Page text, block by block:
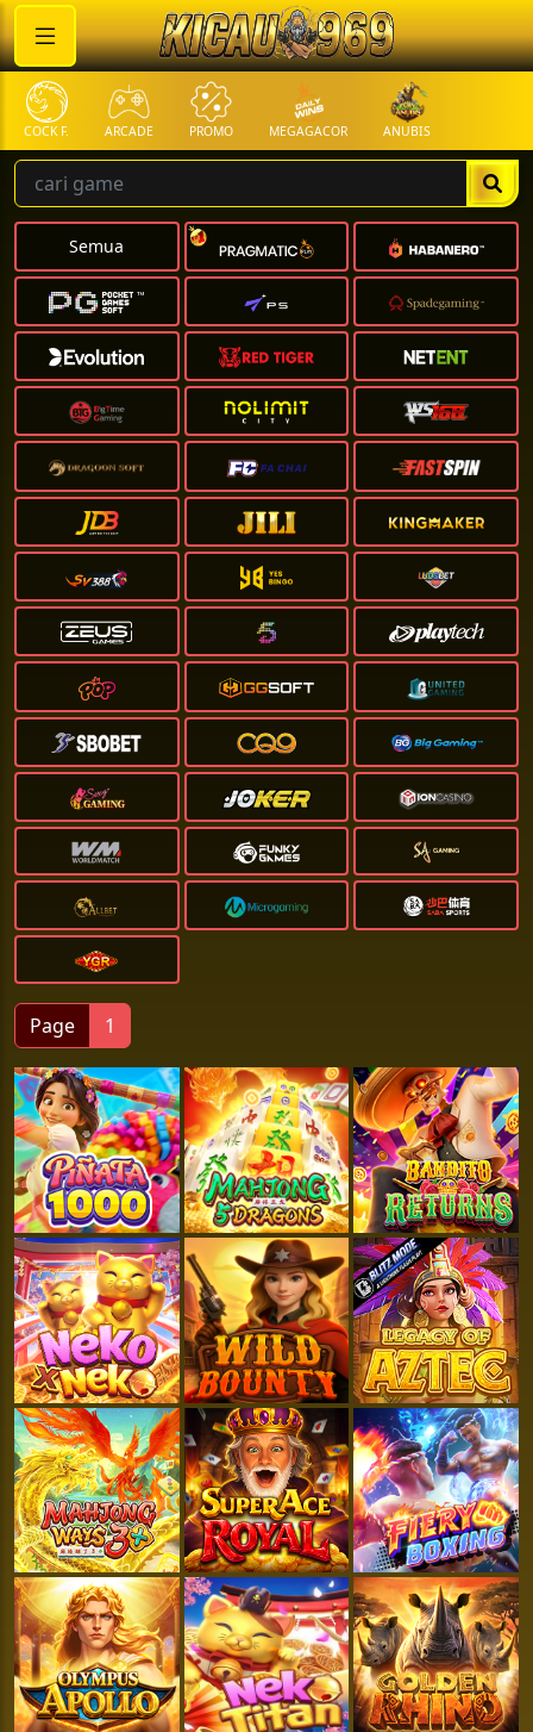
COCK F. ARCADE PROMO MEGAGACOR ANUBIS
Semua
Page 1